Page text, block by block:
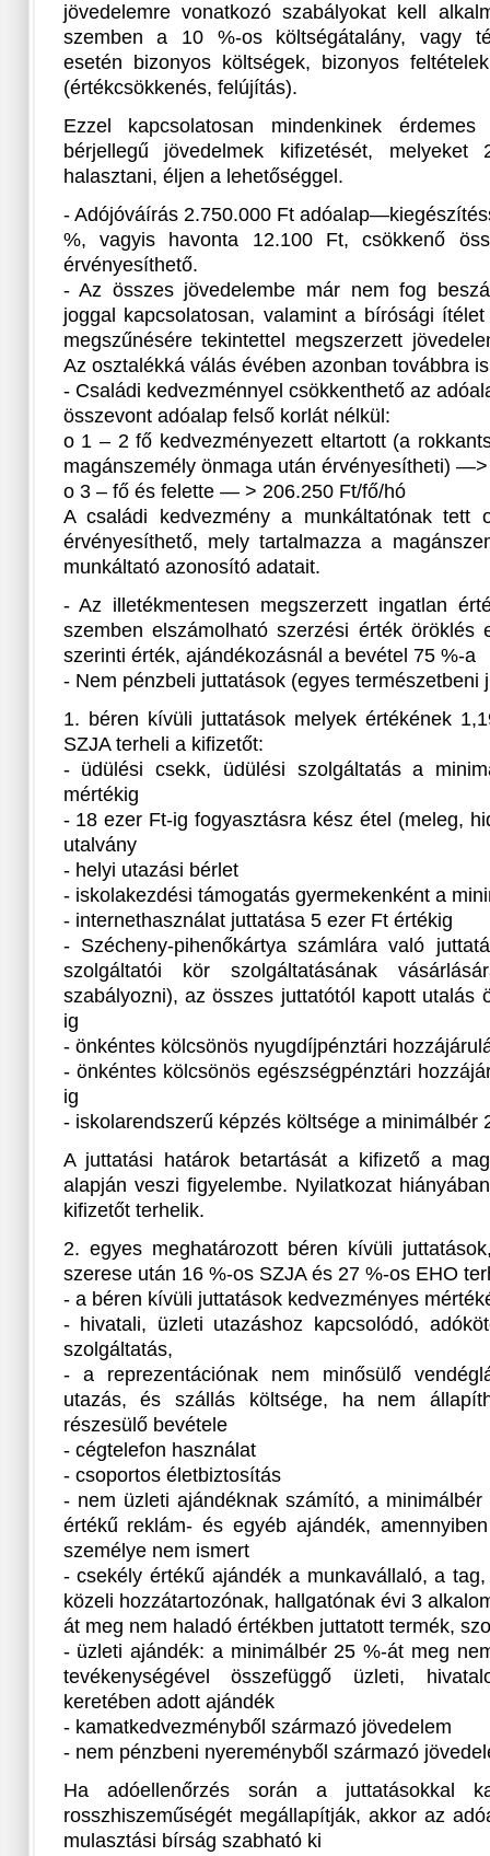
jövedelemre vonatkozó szabályokat kell
szemben a 10 %-os költségátalány, vagy
esetén bizonyos költségek, bizonyos
(értékcsökkenés, felújítás).
Ezzel kapcsolatosan mindenkinek
bérjellegű jövedelmek kifizetését,
halasztani, éljen a lehetőséggel.
- Adójóváírás 2.750.000 Ft
%, vagyis havonta 12.100 Ft, csökkenő
érvényesíthető.
- Az összes jövedelembe már nem fog
joggal kapcsolatosan, valamint a bírósági
megszűnésére tekintettel megszerzett
Az osztalékká válás évében azonban továbbra
- Családi kedvezménnyel csökkenthető az
összevont adóalap felső korlát nélkül:
o 1 – 2 fő kedvezményezett eltartott (a
magánszemély önmaga után érvényesítheti)
o 3 – fő és felette — > 206.250 Ft/fő/hó
A családi kedvezmény a munkáltatónak tett
érvényesíthető, mely tartalmazza a
munkáltató azonosító adatait.
- Az illetékmentesen megszerzett ingatlan
szemben elszámolható szerzési érték öröklés
szerinti érték, ajándékozásnál a bevétel 75 %-a
- Nem pénzbeli juttatások (egyes természetbeni
1. béren kívüli juttatások melyek értékének
SZJA terheli a kifizetőt:
- üdülési csekk, üdülési szolgáltatás a
mértékig
- 18 ezer Ft-ig fogyasztásra kész étel (meleg,
utalvány
- helyi utazási bérlet
- iskolakezdési támogatás gyermekenként a
- internethasználat juttatása 5 ezer Ft értékig
- Szécheny-pihenőkártya számlára való
szolgáltatói kör szolgáltatásának
szabályozni), az összes juttatótól kapott utalás
ig
- önkéntes kölcsönös nyugdíjpénztári
- önkéntes kölcsönös egészségpénztári
ig
- iskolarendszerű képzés költsége a minimálbér
A juttatási határok betartását a kifizető a
alapján veszi figyelembe. Nyilatkozat
kifizetőt terhelik.
2. egyes meghatározott béren kívüli
szerese után 16 %-os SZJA és 27 %-os EHO
- a béren kívüli juttatások kedvezményes
- hivatali, üzleti utazáshoz kapcsolódó,
szolgáltatás,
- a reprezentációnak nem minősülő
utazás, és szállás költsége, ha nem
részesülő bevétele
- cégtelefon használat
- csoportos életbiztosítás
- nem üzleti ajándéknak számító, a
értékű reklám- és egyéb ajándék,
személye nem ismert
- csekély értékű ajándék a munkavállaló, a
közeli hozzátartozónak, hallgatónak évi 3
át meg nem haladó értékben juttatott termék,
- üzleti ajándék: a minimálbér 25 %-át meg
tevékenységével összefüggő üzleti,
keretében adott ajándék
- kamatkedvezményből származó jövedelem
- nem pénzbeni nyereményből származó
Ha adóellenőrzés során a juttatásokkal
rosszhiszeműségét megállapítják, akkor az
mulasztási bírság szabható ki